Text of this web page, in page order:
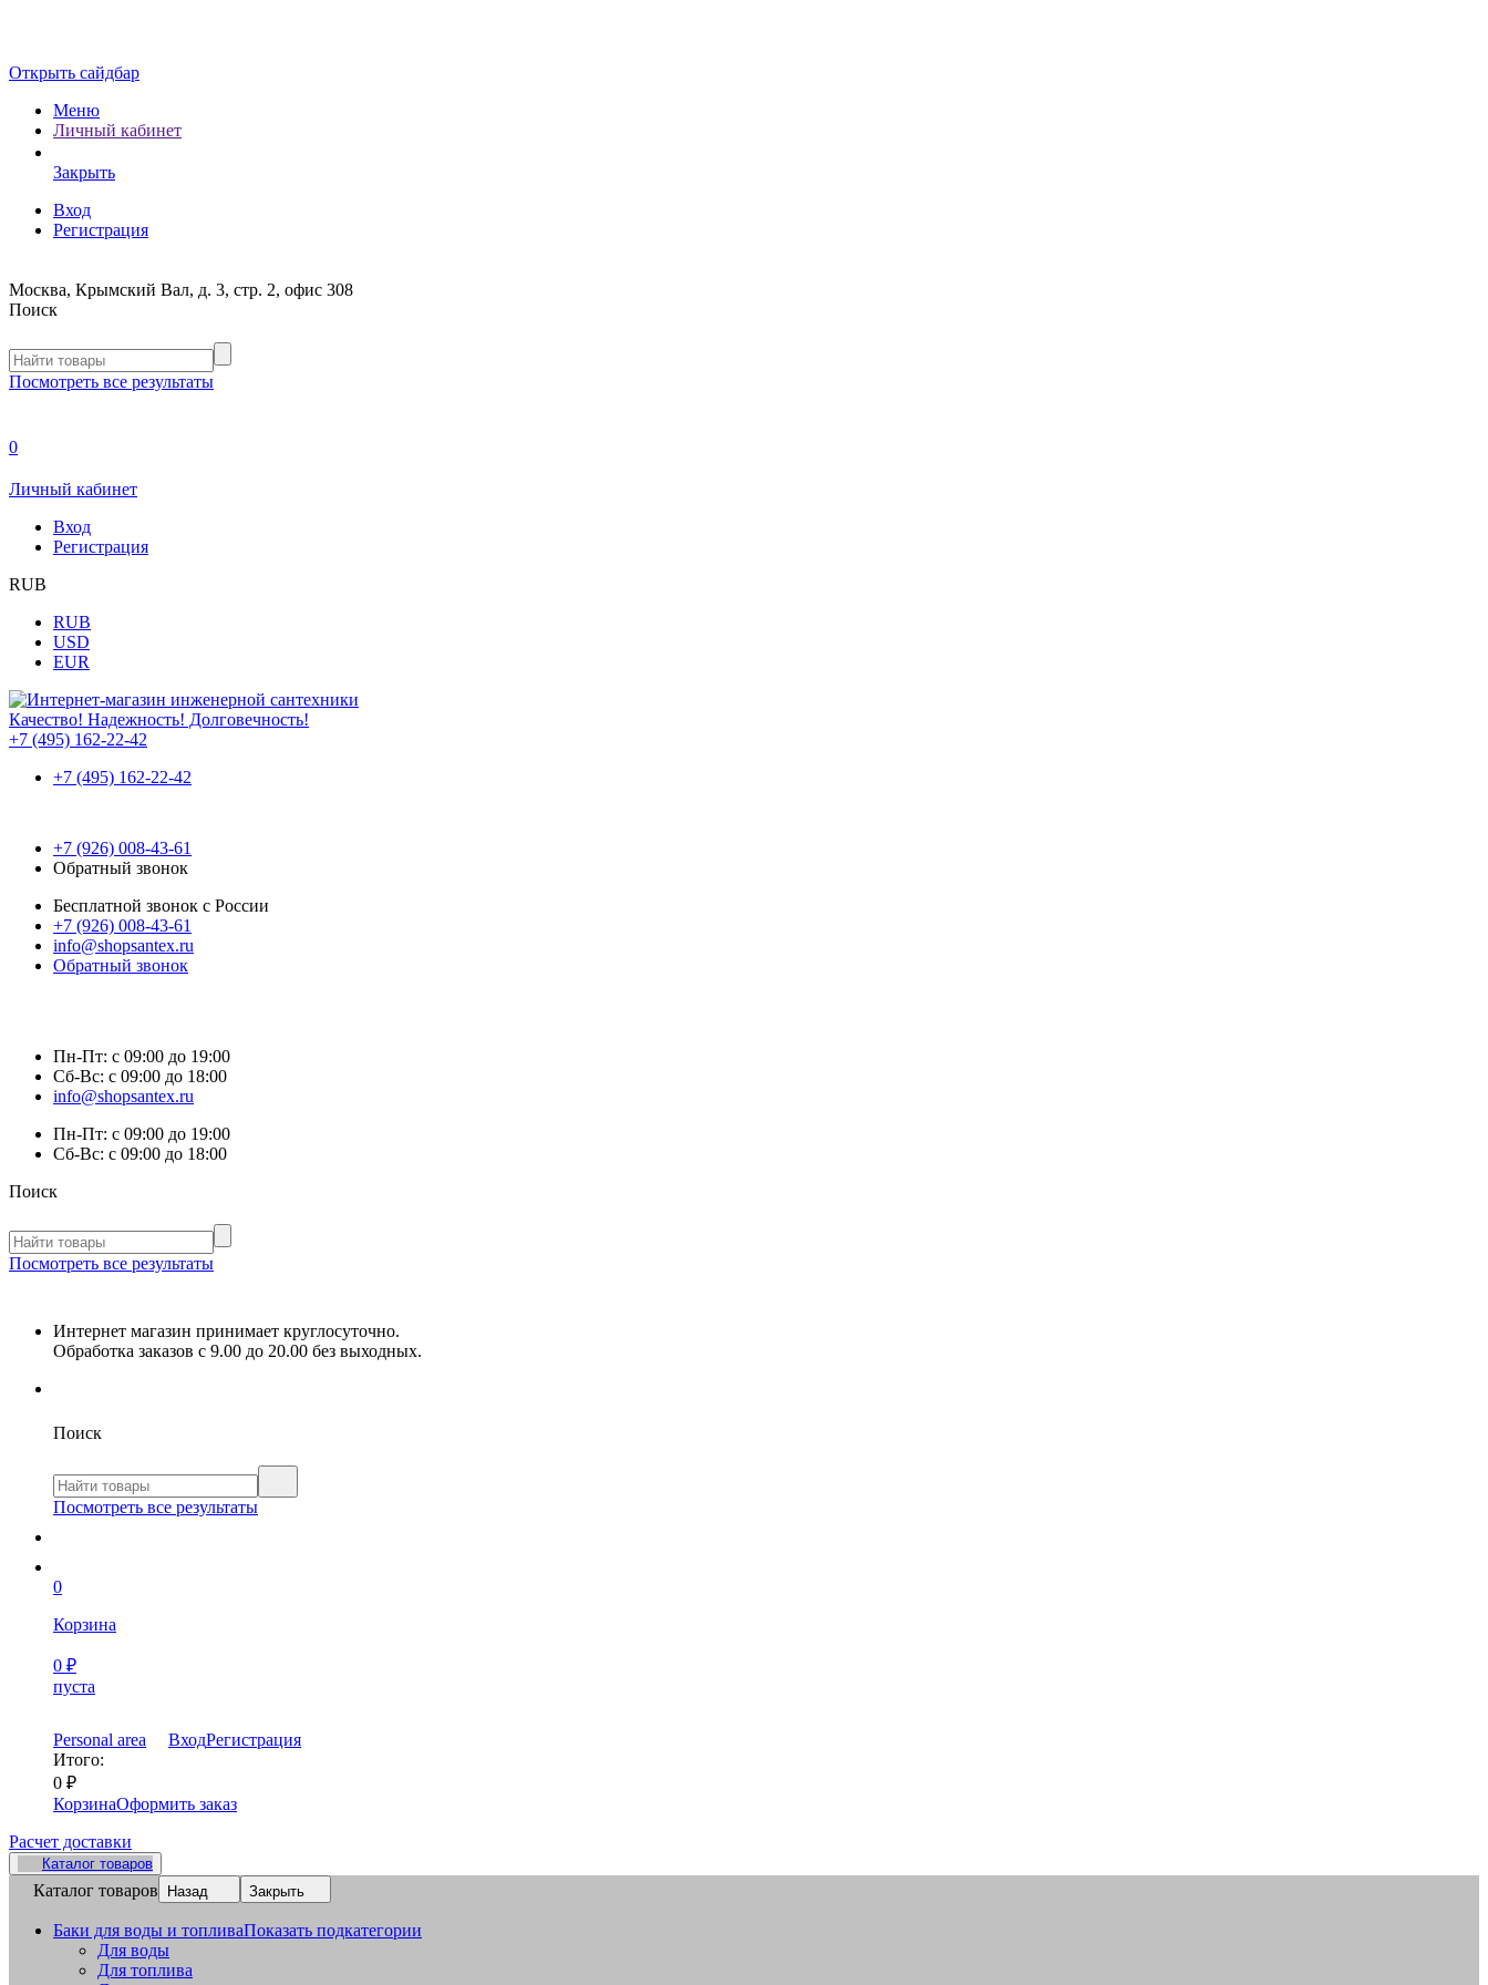
Открыть сайдбар
Меню
Личный кабинет
Закрыть
Вход
Регистрация
Москва, Крымский Вал, д. 3, стр. 2, офис 308
Поиск
Посмотреть все результаты
0
Личный кабинет
Вход
Регистрация
RUB
RUB
USD
EUR
Качество! Надежность! Долговечность!
+7 (495) 162-22-42
+7 (495) 162-22-42
+7 (926) 008-43-61
Обратный звонок
Бесплатной звонок с России
+7 (926) 008-43-61
info@shopsantex.ru
Обратный звонок
Пн-Пт: с 09:00 до 19:00
Сб-Вс: с 09:00 до 18:00
info@shopsantex.ru
Пн-Пт: с 09:00 до 19:00
Сб-Вс: с 09:00 до 18:00
Поиск
Посмотреть все результаты
Интернет магазин принимает круглосуточно.
Обработка заказов с 9.00 до 20.00 без выходных.
Поиск
Посмотреть все результаты
0
Корзина
0 ₽
пуста
Personal area ВходРегистрация
Итого:
0 ₽
КорзинаОформить заказ
Расчет доставки
Каталог товаров
Каталог товаров Назад Закрыть
Баки для воды и топливаПоказать подкатегории
Для воды
Для топлива